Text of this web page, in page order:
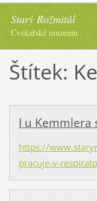
Starý Rožmitál
Cvokařské muzeum
Štítek:
I u Kemmlera
https://
pracuje-v-